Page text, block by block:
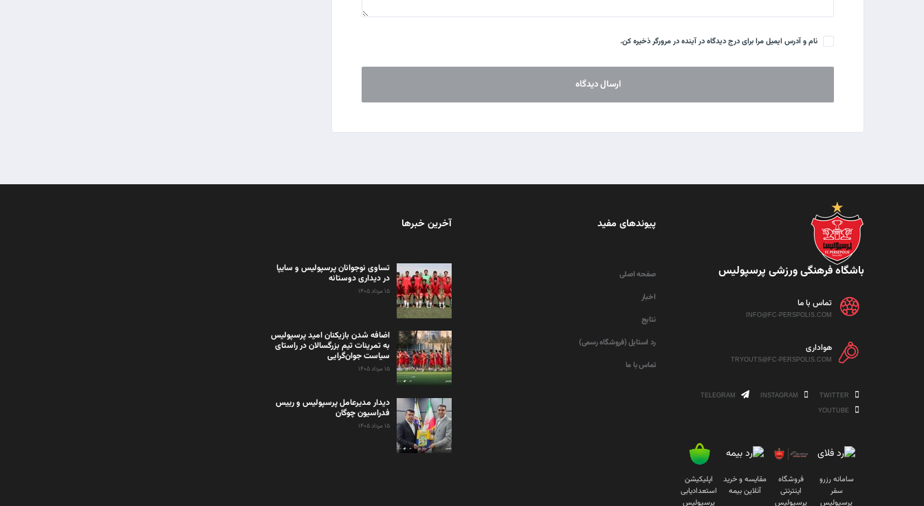
نام و آدرس ایمیل مرا برای درج دیدگاه در آینده در مرورگر ذخیره کن.
باشگاه فرهنگی ورزشی پرسپولیس
تماس با ما
INFO@FC-PERSPOLIS.COM
هواداری
TRYOUTS@FC-PERSPOLIS.COM
سامانه رزرو
سفر
پرسپولیس
فروشگاه
اینترنتی
پرسپولیس
مقایسه و خرید
آنلاین بیمه
اپلیکیشن
استعدادیابی
پرسپولیس
پیوندهای مفید
صفحه اصلی
اخبار
نتایج
رد استایل (فروشگاه رسمی)
تماس با ما
آخرین خبرها
تساوی نوجوانان پرسپولیس و سایپا
در دیداری دوستانه
۱۵ مرداد ۱۴۰۵
اضافه شدن بازیکنان امید پرسپولیس
به تمرینات تیم بزرگسالان در راستای
سیاست جوان‌گرایی
۱۵ مرداد ۱۴۰۵
دیدار مدیرعامل پرسپولیس و رییس
فدراسیون چوگان
۱۵ مرداد ۱۴۰۵